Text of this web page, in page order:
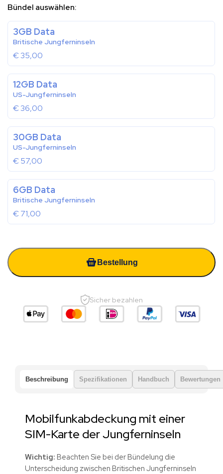
Bündel auswählen:
3GB Data
Britische Jungferninseln
€35,00
12GB Data
US-Jungferninseln
€36,00
30GB Data
US-Jungferninseln
€57,00
6GB Data
Britische Jungferninseln
€71,00
Bestellung
Sicher bezahlen
Beschreibung Spezifikationen Handbuch Bewertungen
Mobilfunkabdeckung mit einer
SIM-Karte der Jungferninseln
Wichtig: Beachten Sie bei der Bündelung die
Unterscheidung zwischen Britischen Jungferninseln